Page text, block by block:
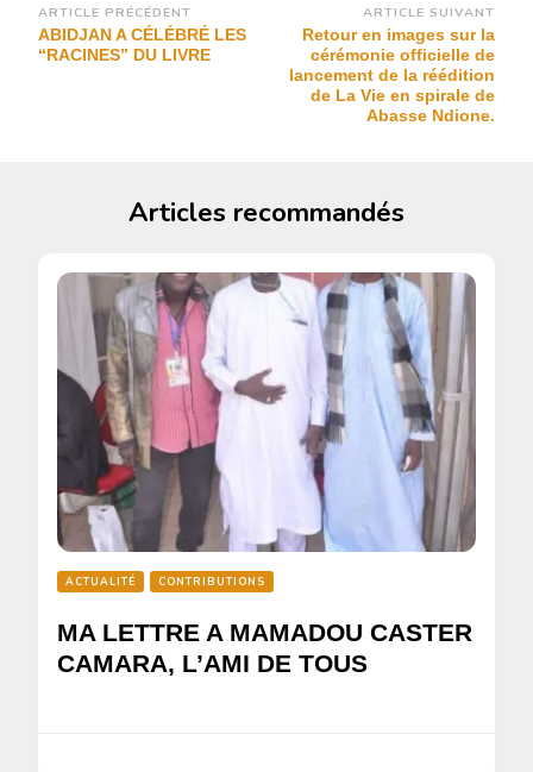
Navigation
d’article
ARTICLE PRÉCÉDENT
ABIDJAN A CÉLÉBRÉ LES
“RACINES” DU LIVRE
ARTICLE SUIVANT
Retour en images sur la
cérémonie officielle de
lancement de la réédition
de La Vie en spirale de
Abasse Ndione.
Articles recommandés
ACTUALITÉ CONTRIBUTIONS
MA LETTRE A MAMADOU CASTER
CAMARA, L’AMI DE TOUS